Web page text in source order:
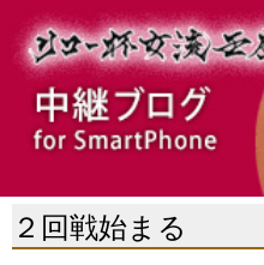
２回戦始まる